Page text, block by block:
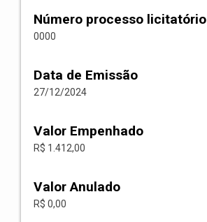
Número processo licitatório
0000
Data de Emissão
27/12/2024
Valor Empenhado
R$ 1.412,00
Valor Anulado
R$ 0,00